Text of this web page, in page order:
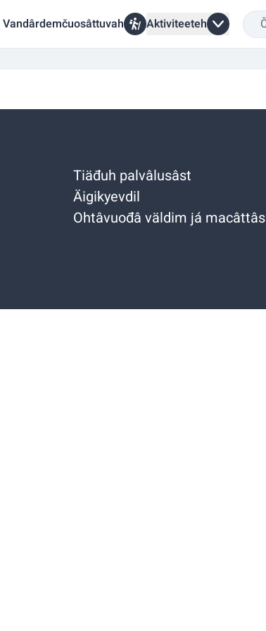
Vandârdemčuosâttuvah Aktiviteeteh
Tiäđuh palvâlusâst
Äigikyevdil
Ohtâvuođâ väldim já macâttâs